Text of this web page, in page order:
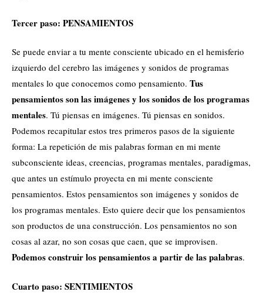
Tercer paso: PENSAMIENTOS
Se puede enviar a tu mente consciente ubicado en el hemisferio
izquierdo del cerebro las imágenes y sonidos de programas
mentales lo que conocemos como pensamiento. Tus
pensamientos son las imágenes y los sonidos de los programas
mentales. Tú piensas en imágenes. Tú piensas en sonidos.
Podemos recapitular estos tres primeros pasos de la siguiente
forma: La repetición de mis palabras forman en mi mente
subconsciente ideas, creencias, programas mentales, paradigmas,
que antes un estímulo proyecta en mi mente consciente
pensamientos. Estos pensamientos son imágenes y sonidos de
los programas mentales. Esto quiere decir que los pensamientos
son productos de una construcción. Los pensamientos no son
cosas al azar, no son cosas que caen, que se improvisen.
Podemos construir los pensamientos a partir de las palabras.
Cuarto paso: SENTIMIENTOS